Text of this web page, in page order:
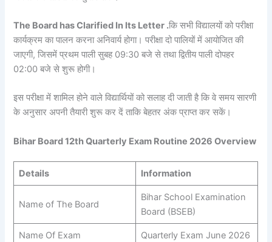
The Board has Clarified In Its Letter .कि सभी विद्यालयों को परीक्षा
कार्यक्रम का पालन करना अनिवार्य होगा। परीक्षा दो पालियों में आयोजित की
जाएगी, जिसमें प्रथम पाली सुबह 09:30 बजे से तथा द्वितीय पाली दोपहर
02:00 बजे से शुरू होगी।
इस परीक्षा में शामिल होने वाले विद्यार्थियों को सलाह दी जाती है कि वे समय सारणी
के अनुसार अपनी तैयारी शुरू कर दें ताकि बेहतर अंक प्राप्त कर सकें।
Bihar Board 12th Quarterly Exam Routine 2026 Overview
Details Information
Name of The Board
Bihar School Examination
Board (BSEB)
Name Of Exam Quarterly Exam June 2026